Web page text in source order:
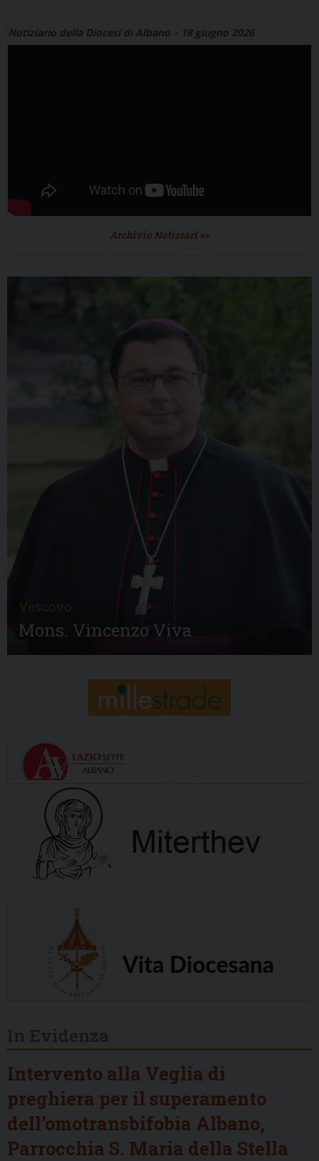
Notiziario della Diocesi di Albano – 18 giugno 2026
Archivio Notiziari >>
Vescovo
Mons. Vincenzo Viva
Intervento alla Veglia di
preghiera per il superamento
dell’omotransbifobia Albano,
Parrocchia S. Maria della Stella